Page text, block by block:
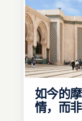
如今的
情，而